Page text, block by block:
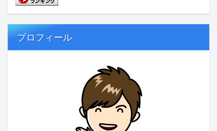
プロフィール